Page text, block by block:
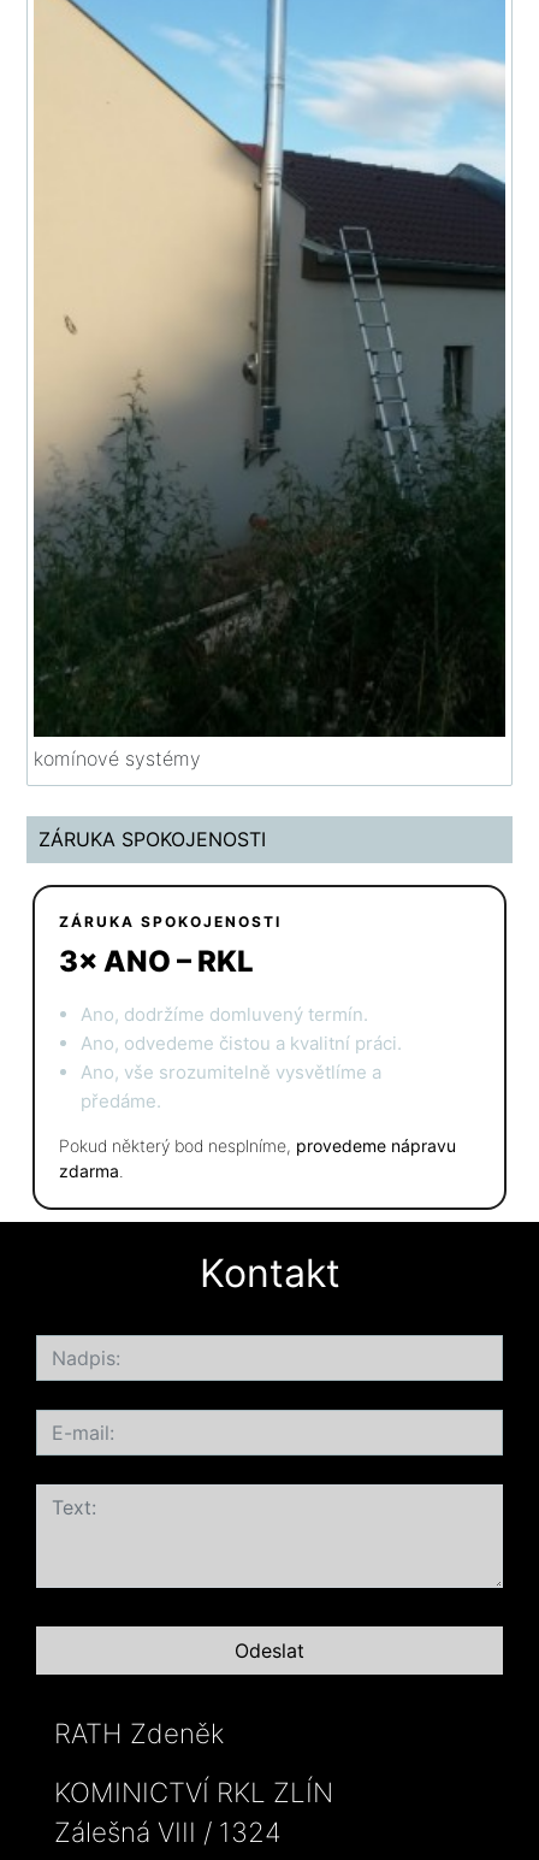
komínové systémy
ZÁRUKA SPOKOJENOSTI
ZÁRUKA SPOKOJENOSTI
3× ANO – RKL
Ano, dodržíme domluvený termín.
Ano, odvedeme čistou a kvalitní práci.
Ano, vše srozumitelně vysvětlíme a
předáme.
Pokud některý bod nesplníme, provedeme nápravu
zdarma
Kontakt
RATH Zdeněk
KOMINICTVÍ RKL ZLÍN
Zálešná VIII / 1324